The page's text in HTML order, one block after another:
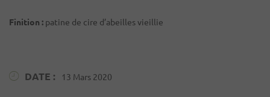
Finition : patine de cire d’abeilles vieillie
DATE : 13 Mars 2020